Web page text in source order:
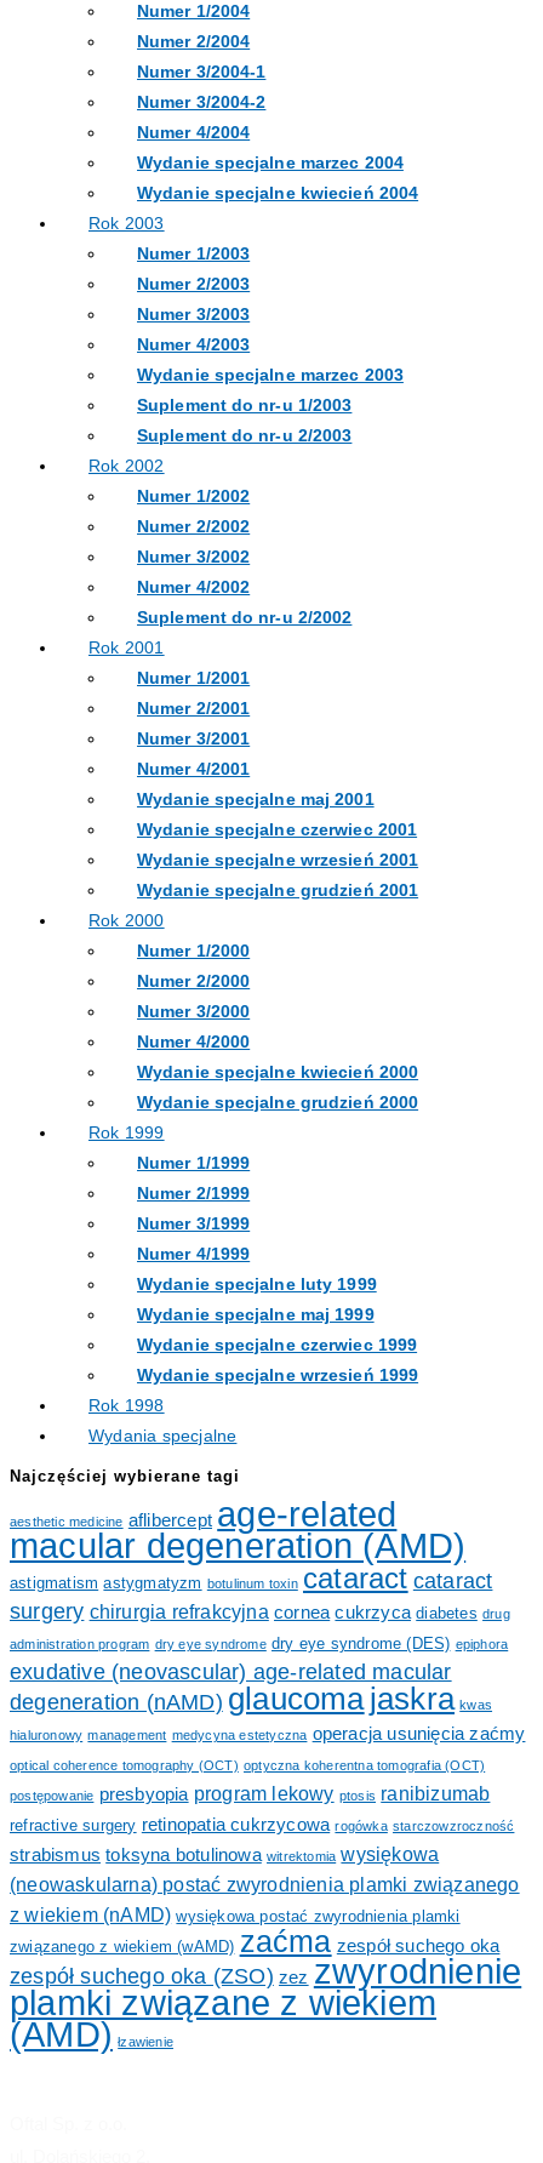
Numer 1/2004
Numer 2/2004
Numer 3/2004-1
Numer 3/2004-2
Numer 4/2004
Wydanie specjalne marzec 2004
Wydanie specjalne kwiecień 2004
Rok 2003
Numer 1/2003
Numer 2/2003
Numer 3/2003
Numer 4/2003
Wydanie specjalne marzec 2003
Suplement do nr-u 1/2003
Suplement do nr-u 2/2003
Rok 2002
Numer 1/2002
Numer 2/2002
Numer 3/2002
Numer 4/2002
Suplement do nr-u 2/2002
Rok 2001
Numer 1/2001
Numer 2/2001
Numer 3/2001
Numer 4/2001
Wydanie specjalne maj 2001
Wydanie specjalne czerwiec 2001
Wydanie specjalne wrzesień 2001
Wydanie specjalne grudzień 2001
Rok 2000
Numer 1/2000
Numer 2/2000
Numer 3/2000
Numer 4/2000
Wydanie specjalne kwiecień 2000
Wydanie specjalne grudzień 2000
Rok 1999
Numer 1/1999
Numer 2/1999
Numer 3/1999
Numer 4/1999
Wydanie specjalne luty 1999
Wydanie specjalne maj 1999
Wydanie specjalne czerwiec 1999
Wydanie specjalne wrzesień 1999
Rok 1998
Wydania specjalne
Najczęściej wybierane tagi
aesthetic medicine aflibercept age-related
macular degeneration (AMD)
astigmatism astygmatyzm botulinum toxin cataract cataract
surgery chirurgia refrakcyjna cornea cukrzyca diabetes drug
administration program dry eye syndrome dry eye syndrome (DES) epiphora
exudative (neovascular) age-related macular
degeneration (nAMD) glaucomajaskra kwas
hialuronowy management medycyna estetyczna operacja usunięcia zaćmy
optical coherence tomography (OCT) optyczna koherentna tomografia (OCT)
postępowanie presbyopia program lekowy ptosis ranibizumab
refractive surgery retinopatia cukrzycowa rogówka starczowzroczność
strabismus toksyna botulinowa witrektomia wysiękowa
(neowaskularna) postać zwyrodnienia plamki związanego
z wiekiem (nAMD) wysiękowa postać zwyrodnienia plamki
związanego z wiekiem (wAMD) zaćma zespół suchego oka
zespół suchego oka (ZSO) zez zwyrodnienie
plamki związane z wiekiem
(AMD) łzawienie